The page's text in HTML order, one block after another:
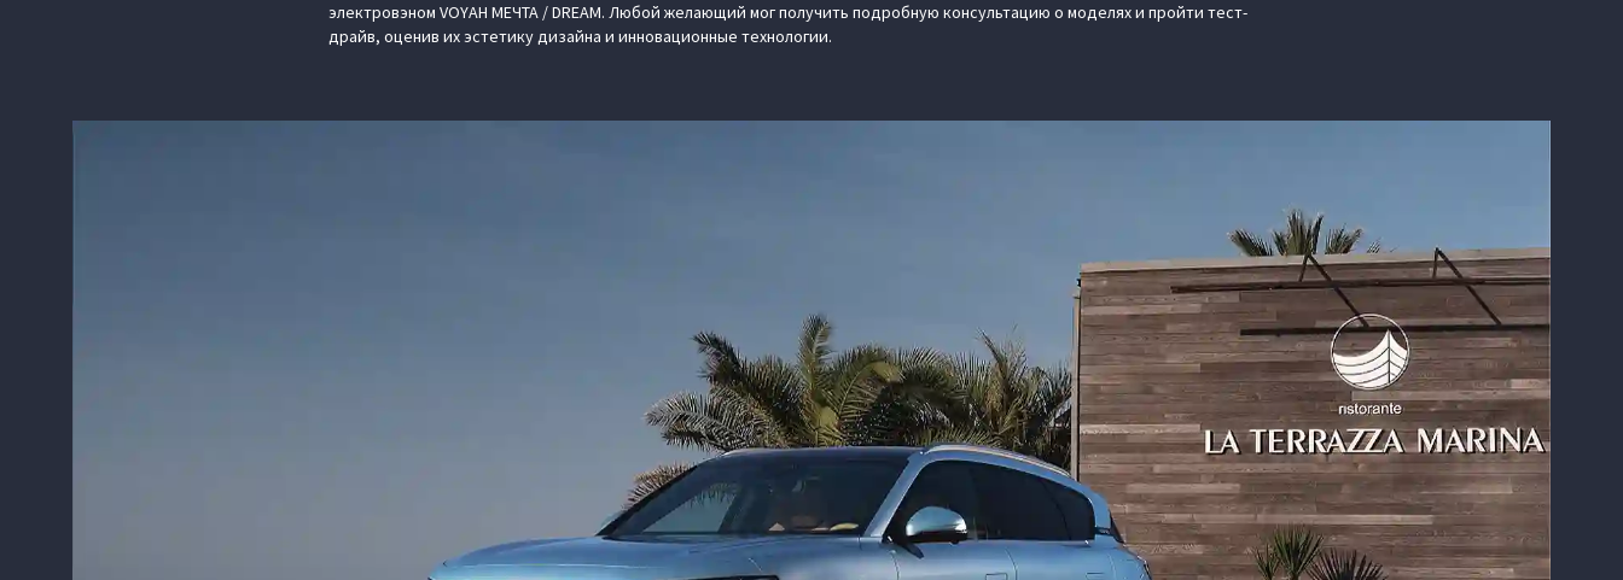
электровэном VOYAH МЕЧТА / DREAM. Любой желающий мог получить подробную консультацию о моделях и пройти тест-
драйв, оценив их эстетику дизайна и инновационные технологии.